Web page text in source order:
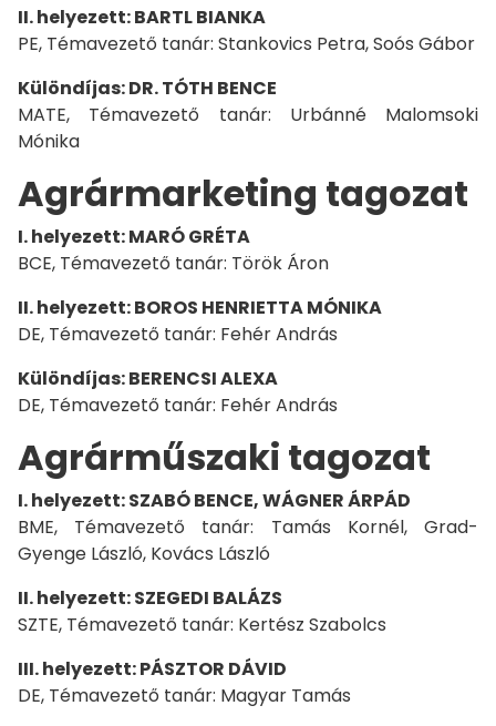
II. helyezett: BARTL BIANKA
PE, Témavezető tanár: Stankovics Petra, Soós Gábor
Különdíjas: DR. TÓTH BENCE
MATE, Témavezető tanár: Urbánné Malomsoki
Mónika
Agrármarketing tagozat
I. helyezett: MARÓ GRÉTA
BCE, Témavezető tanár: Török Áron
II. helyezett: BOROS HENRIETTA MÓNIKA
DE, Témavezető tanár: Fehér András
Különdíjas: BERENCSI ALEXA
DE, Témavezető tanár: Fehér András
Agrárműszaki tagozat
I. helyezett: SZABÓ BENCE, WÁGNER ÁRPÁD
BME, Témavezető tanár: Tamás Kornél, Grad-
Gyenge László, Kovács László
II. helyezett: SZEGEDI BALÁZS
SZTE, Témavezető tanár: Kertész Szabolcs
III. helyezett: PÁSZTOR DÁVID
DE, Témavezető tanár: Magyar Tamás